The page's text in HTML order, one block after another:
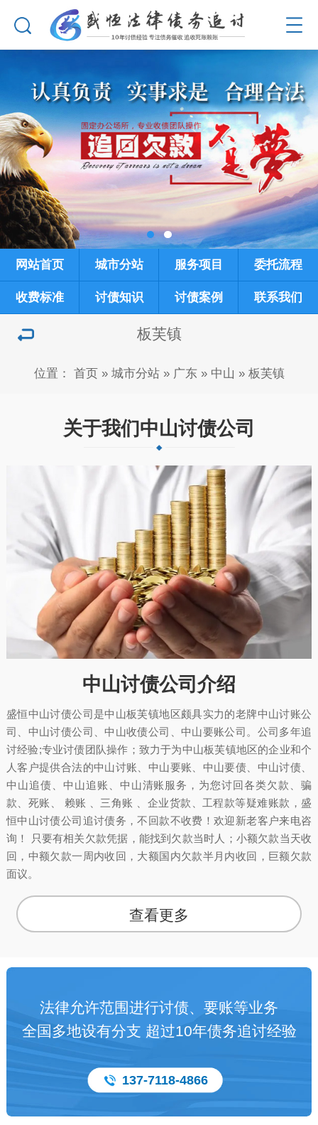
网站首页 城市分站 服务项目 委托流程
收费标准 讨债知识 讨债案例 联系我们
板芙镇
位置： 首页 » 城市分站» 广东» 中山 » 板芙镇
关于我们中山讨债公司
中山讨债公司介绍
盛恒中山讨债公司是中山板芙镇地区颇具实力的老牌中山讨账公
司、中山讨债公司、中山收债公司、中山要账公司。公司多年追
讨经验;专业讨债团队操作；致力于为中山板芙镇地区的企业和个
人客户提供合法的中山讨账、中山要账、中山要债、中山讨债、
中山追债、中山追账、中山清账服务，为您讨回各类欠款、骗
款、死账、 赖账 、三角账 、企业货款、工程款等疑难账款，盛
恒中山讨债公司追讨债务，不回款不收费！欢迎新老客户来电咨
询！ 只要有相关欠款凭据，能找到欠款当时人；小额欠款当天收
回，中额欠款一周内收回，大额国内欠款半月内收回，巨额欠款
面议。
查看更多
法律允许范围进行讨债、要账等业务
全国多地设有分支 超过10年债务追讨经验
137-7118-4866